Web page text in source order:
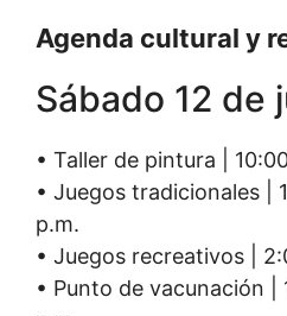
Agenda cultural y
Sábado 12 de
• Taller de pintura |
• Juegos tradicionales |
p.m.
• Juegos recreativos |
• Punto de vacunación |